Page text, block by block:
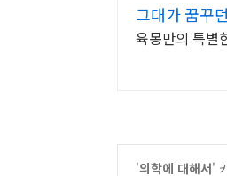
그대가 꿈꾸
육몽만의 특별
'의학에 대해서'